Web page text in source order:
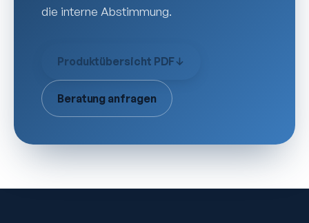
die interne Abstimmung.
Produktübersicht PDF↓
Beratung anfragen